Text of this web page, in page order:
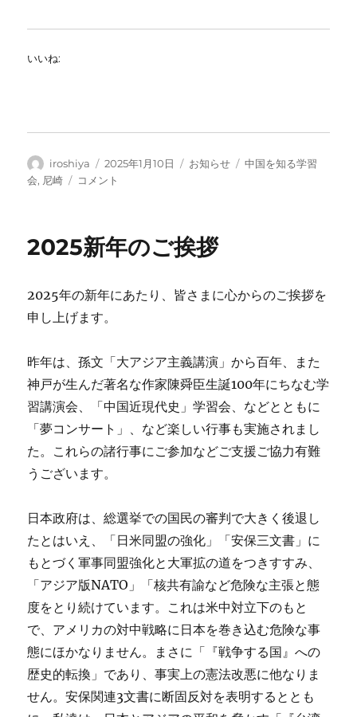
いいね:
投
稿
iroshiya
投
稿
2025年1月10日
カ
お知らせ
タ
中国を知る学習
会, 尼崎
中
し
る
ご
る
学
会
に
コメント
2025新年のご挨拶
2025年の新年にあたり、皆さまに心からのご挨拶を
申し上げます。
昨年は、孫文「大アジア主義講演」から百年、また
神戸が生んだ著名な作家陳舜臣生誕100年にちなむ学
習講演会、「中国近現代史」学習会、などとともに
「夢コンサート」、など楽しい行事も実施されまし
た。これらの諸行事にご参加などご支援ご協力有難
うございます。
日本政府は、総選挙での国民の審判で大きく後退し
たとはいえ、「日米同盟の強化」「安保三文書」に
もとづく軍事同盟強化と大軍拡の道をつきすすみ、
「アジア版NATO」「核共有諭など危険な主張と態
度をとり続けています。これは米中対立下のもと
で、アメリカの対中戦略に日本を巻き込む危険な事
態にほかなりません。まさに「『戦争する国』への
歴史的転換」であり、事実上の憲法改悪に他なりま
せん。安保関連3文書に断固反対を表明するととも